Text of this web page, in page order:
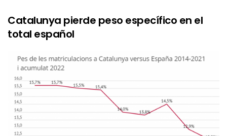
Catalunya pierde peso específico en el
total español